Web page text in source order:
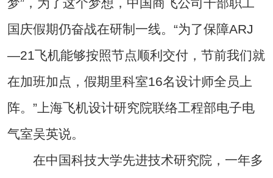
国庆假期仍奋战在研制一线。“为了保障ARJ
—21飞机能够按照节点顺利交付，节前我们就
在加班加点，假期里科室16名设计师全员上
阵。”上海飞机设计研究院联络工程部电子电
气室吴英说。
在中国科技大学先进技术研究院，一年多